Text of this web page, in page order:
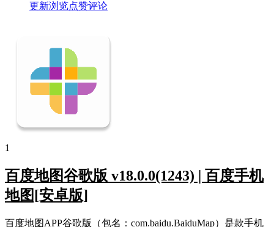
更新浏览点赞评论
1
百度地图谷歌版 v18.0.0(1243) | 百度手机
地图[安卓版]
百度地图APP谷歌版（包名：com.baidu.BaiduMap）是款手机